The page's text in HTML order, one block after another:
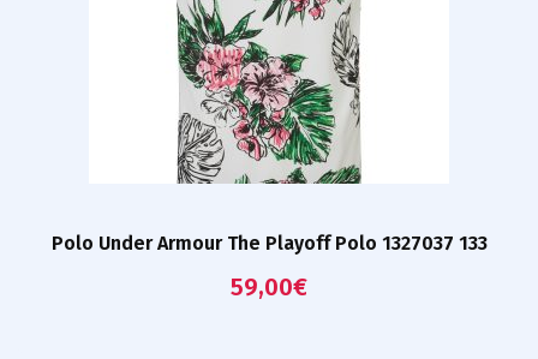
Polo Under Armour The Playoff Polo 1327037 133
59,00€